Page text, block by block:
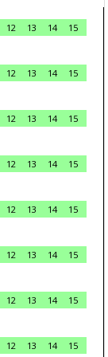
12 13 14
15
12 13 14
15
12 13 14
15
12 13 14
15
12 13 14
15
12 13 14
15
12 13 14
15
12 13 14
15